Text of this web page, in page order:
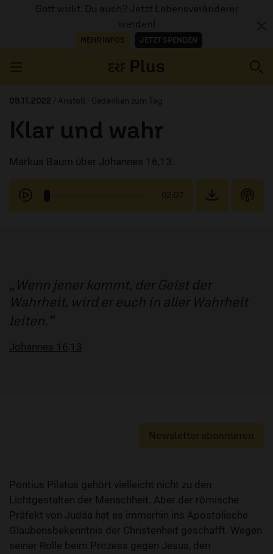
Gott wirkt. Du auch? Jetzt Lebensveränderer
werden!
MEHR INFOS JETZT SPENDEN
AUDIOTHEK
PROGRAMM
09.11.2022 / Anstoß - Gedanken zum Tag
Klar und wahr
Markus Baum über Johannes 16,13.
02:07
Wenn jener kommt, der Geist der
Wahrheit, wird er euch in aller Wahrheit
leiten.
Johannes 16,13
Newsletter abonnieren
Pontius Pilatus gehört vielleicht nicht zu den
Lichtgestalten der Menschheit. Aber der römische
Präfekt von Judäa hat es immerhin ins Apostolische
Glaubensbekenntnis der Christenheit geschafft. Wegen
seiner Rolle beim Prozess gegen Jesus, den